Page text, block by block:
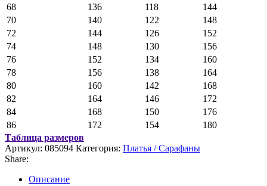
68
136 118
144
70
140 122
148
72
144 126
152
74
148 130
156
76
152 134
160
78
156 138
164
80
160 142
168
82
164 146
172
84
168 150
176
86
172 154
180
Таблица размеров
Артикул: 085094 Категория: Платья / Сарафаны
Share:
Описание